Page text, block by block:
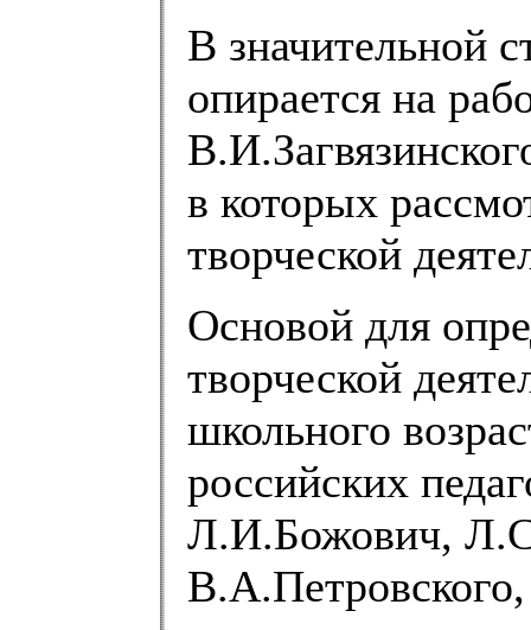
В значительной
опирается на
в которых
творческой
Основой для
творческой
школьного
российских
Л.И.Божович,